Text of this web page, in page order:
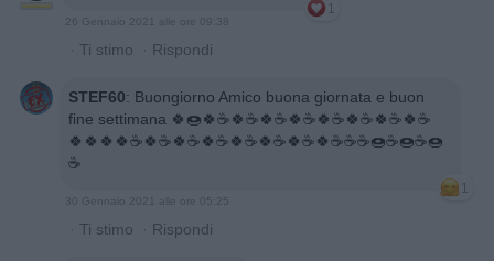
1
26 Gennaio 2021 alle ore 09:38
· Ti stimo · Rispondi
STEF60: Buongiorno Amico buona giornata e buon
fine settimana 🍀🍩🍀☕🍀☕🍀☕🍀☕🍀☕🍀☕🍀☕🍀☕
🍀🍀🍀🍀☕🍀☕🍀☕🍀☕🍀☕🍀☕🍀☕🍀☕☕☕🍩☕🍩☕🍩
☕
1
30 Gennaio 2021 alle ore 05:25
· Ti stimo · Rispondi